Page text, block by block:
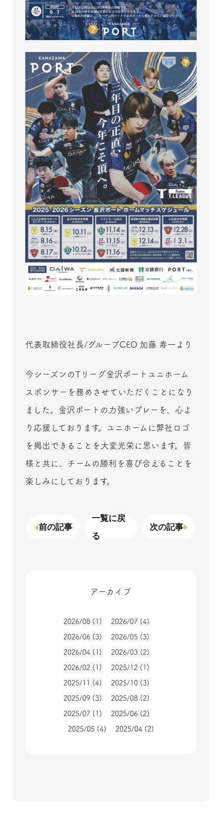
代表取締役社長/グループCEO 加藤 寿一より
今シーズンのTリーグ金沢ポートユニホーム
スポンサーを務めさせていただくことになり
ました。金沢ポートの力強いプレーを、心よ
り応援しております。ユニホームに弊社ロゴ
を掲出できることを大変光栄に思います。皆
様と共に、チームの勝利を喜び合えることを
楽しみにしております。
前の記事
一覧に戻
る
次の記事
アーカイブ
2026/08 (1) 2026/07(4)
2026/06 (3) 2026/05(3)
2026/04 (1) 2026/03(2)
2026/02 (1) 2025/12 (1)
2025/11 (4) 2025/10(3)
2025/09 (3) 2025/08(2)
2025/07 (1) 2025/06(2)
2025/05 (4) 2025/04(2)